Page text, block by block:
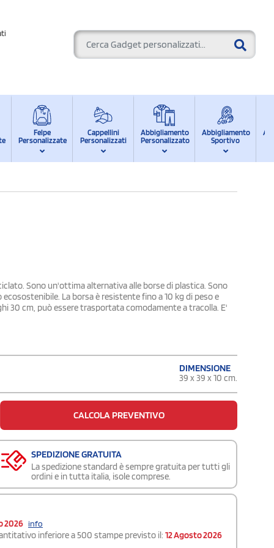
Felpe
Personalizzate
Cappellini
Personalizzati
Abbigliamento
Personalizzato
Abbigliamento
Sportivo
Sono un'ottima alternativa alle borse di plastica. Sono
La borsa è resistente fino a 10 kg di peso e
30 cm, può essere trasportata comodamente a tracolla. E'
DIMENSIONE
39 x 39 x 10 cm.
CALCOLA PREVENTIVO
SPEDIZIONE GRATUITA
La spedizione standard è sempre gratuita per tutti gli
ordini e in tutta italia, isole comprese.
2026 info
inferiore a 500 stampe previsto il: 12 Agosto 2026